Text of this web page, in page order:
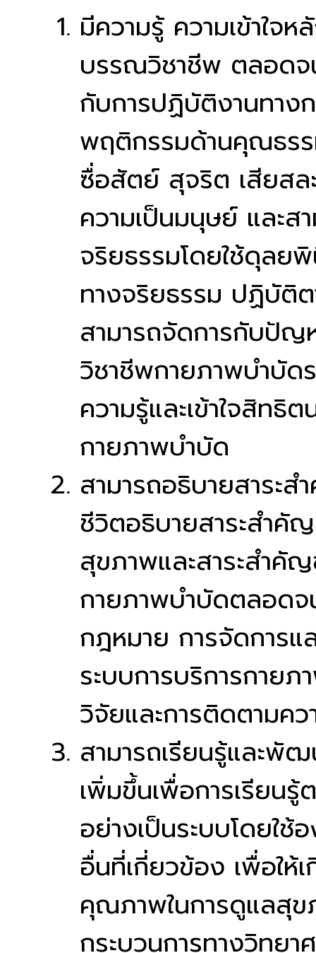
มีความรู้ ความเข้าใจ
บรรณวิชาชีพ ตลอดจ
กับการปฏิบัติงานทาง
พฤติกรรมด้านคุณธร
ซื่อสัตย์ สุจริต เสียสล
ความเป็นมนุษย์ และ
จริยธรรมโดยใช้ดุลย
ทางจริยธรรม ปฏิบัติ
สามารถจัดการกับปัญ
วิชาชีพกายภาพบำบัด
ความรู้และเข้าใจสิทธิ
กายภาพบำบัด
สามารถอธิบายสาระ
ชีวิตอธิบายสาระสำคั
สุขภาพและสาระสำคั
กายภาพบำบัดตลอด
กฎหมาย การจัดการแ
ระบบการบริการกาย
วิจัยและการติดตามคว
สามารถเรียนรู้และพั
เพิ่มขึ้นเพื่อการเรียนรู้
อย่างเป็นระบบโดยใช้
อื่นที่เกี่ยวข้อง เพื่อใ
คุณภาพในการดูแลสุข
กระบวนการทางวิทยา